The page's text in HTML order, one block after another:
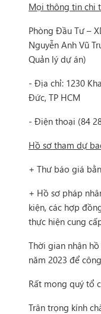
Mọi thông tin chi
Phòng Đầu Tư –
Nguyễn Anh Vũ
Quản lý dự án)
- Địa chỉ: 1230
Đức, TP HCM
- Điện thoại (84
Hồ sơ tham dự
+ Thư báo giá
+ Hồ sơ pháp
kiện, các hợp
thực hiện cung
Thời gian nhận
năm 2023 để
Rất mong quý tổ
Trân trọng kính